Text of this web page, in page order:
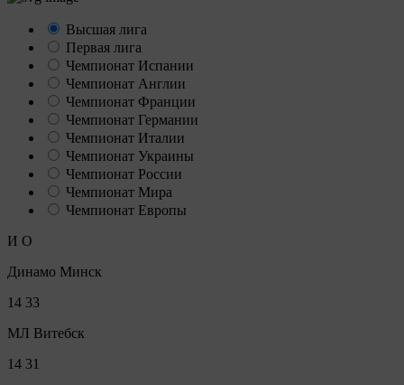
Высшая лига
Первая лига
Чемпионат Испании
Чемпионат Англии
Чемпионат Франции
Чемпионат Германии
Чемпионат Италии
Чемпионат Украины
Чемпионат России
Чемпионат Мира
Чемпионат Европы
И О
Динамо Минск
14 33
МЛ Витебск
14 31